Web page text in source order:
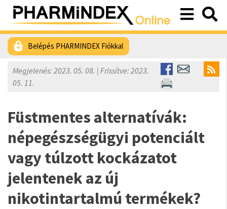
Belépés PHARMINDEX Fiókkal
Megjelenés: 2023. 05. 08. | Frissítve: 2023.
05. 11.
Füstmentes alternatívák:
népegészségügyi potenciált
vagy túlzott kockázatot
jelentenek az új
nikotintartalmú termékek?